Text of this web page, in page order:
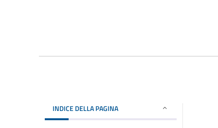
INDICE DELLA PAGINA